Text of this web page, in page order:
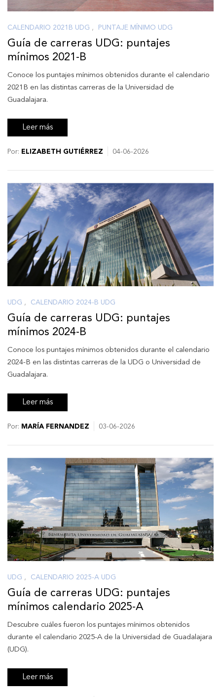
CALENDARIO 2021B UDG , PUNTAJE MÍNIMO UDG
Guía de carreras UDG: puntajes
mínimos 2021-B
Conoce los puntajes mínimos obtenidos durante el calendario
2021B en las distintas carreras de la Universidad de
Guadalajara.
Leer más
Por: ELIZABETH GUTIÉRREZ 04-06-2026
UDG , CALENDARIO 2024-B UDG
Guía de carreras UDG: puntajes
mínimos 2024-B
Conoce los puntajes mínimos obtenidos durante el calendario
2024-B en las distintas carreras de la UDG o Universidad de
Guadalajara.
Leer más
Por: MARÍA FERNANDEZ 03-06-2026
UDG , CALENDARIO 2025-A UDG
Guía de carreras UDG: puntajes
mínimos calendario 2025-A
Descubre cuáles fueron los puntajes mínimos obtenidos
durante el calendario 2025-A de la Universidad de Guadalajara
(UDG).
Leer más